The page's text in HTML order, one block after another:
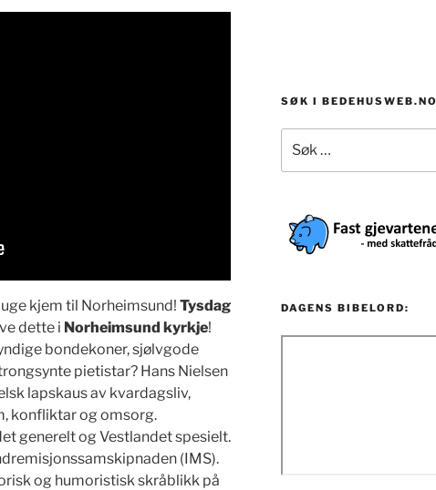
kjem til Norheimsund! Tysdag
dette i Norheimsund kyrkje!
bondekoner, sjølvgode
pietistar? Hans Nielsen
lapskaus av kvardagsliv,
konfliktar og omsorg.
generelt og Vestlandet spesielt.
(IMS).
og humoristisk skråblikk på
SØK I BEDEHUSWEB.NO
etter:
DAGENS BIBELORD: